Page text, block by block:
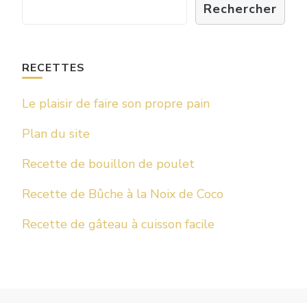
Rechercher
RECETTES
Le plaisir de faire son propre pain
Plan du site
Recette de bouillon de poulet
Recette de Bûche à la Noix de Coco
Recette de gâteau à cuisson facile